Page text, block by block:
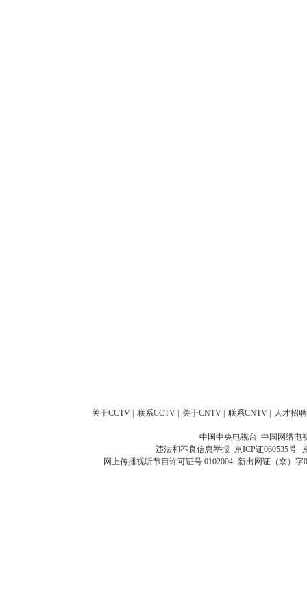
关于CCTV 联系CCTV 关于CNTV 联系CNTV 人才招聘
中国中央电视台 中国网络电
违法和不良信息举报 京ICP证060535号
网上传播视听节目许可证号 0102004 新出网证（京）